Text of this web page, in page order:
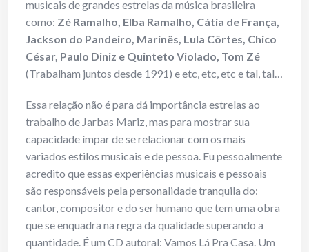
musicais de grandes estrelas da música brasileira
como: Zé Ramalho, Elba Ramalho, Cátia de França,
Jackson do Pandeiro, Marinês, Lula Côrtes, Chico
César, Paulo Diniz e Quinteto Violado, Tom Zé
(Trabalham juntos desde 1991) e etc, etc, etc e tal, tal…
Essa relação não é para dá importância estrelas ao
trabalho de Jarbas Mariz, mas para mostrar sua
capacidade ímpar de se relacionar com os mais
variados estilos musicais e de pessoa. Eu pessoalmente
acredito que essas experiências musicais e pessoais
são responsáveis pela personalidade tranquila do:
cantor, compositor e do ser humano que tem uma obra
que se enquadra na regra da qualidade superando a
quantidade. É um CD autoral: Vamos Lá Pra Casa. Um